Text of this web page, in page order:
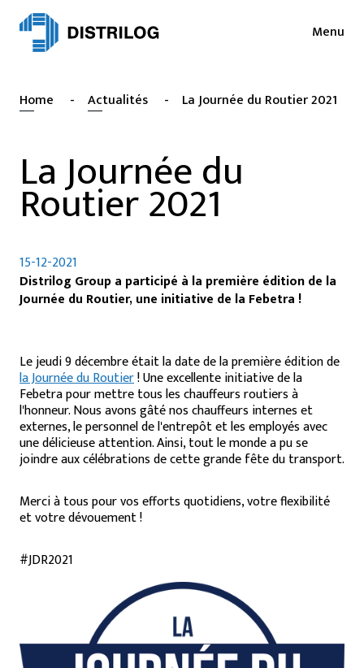
Presse
NL
EN
FR
Menu
Secteurs
Collaborations
Durabilité
Distrilog
Home - Actualités - La Journée du Routier 2021
La Journée du
Routier 2021
15-12-2021
Distrilog Group a participé à la première édition de la
Journée du Routier, une initiative de la Febetra !
Le jeudi 9 décembre était la date de la première édition de
la Journée du Routier! Une excellente initiative de la
Febetra pour mettre tous les chauffeurs routiers à
l'honneur. Nous avons gâté nos chauffeurs internes et
externes, le personnel de l'entrepôt et les employés avec
une délicieuse attention. Ainsi, tout le monde a pu se
joindre aux célébrations de cette grande fête du transport.
Merci à tous pour vos efforts quotidiens, votre flexibilité
et votre dévouement !
#JDR2021